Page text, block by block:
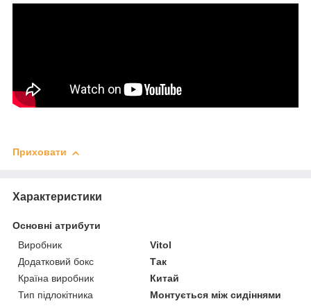
Приховати
Характеристики
Основні атрибути
Виробник
Vitol
Додатковий бокс
Так
Країна виробник
Китай
Тип підлокітника
Монтується між сидіннями